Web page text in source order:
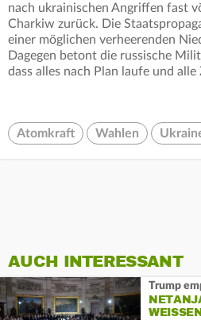
nach ukrainischen Angriffen fast
Charkiw zurück. Die
einer möglichen verheerenden
Dagegen betont die russische
dass alles nach Plan laufe und
Atomkraft Wahlen
AUCH INTERESSANT
Trump